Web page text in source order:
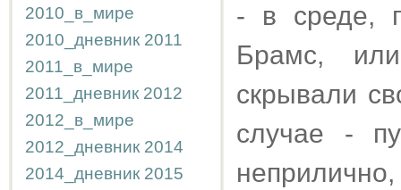
2010_в_мире
2010_дневник 2011
2011_в_мире
2011_дневник 2012
2012_в_мире
2012_дневник 2014
2014_дневник 2015
- в среде,
Брамс,
скрывали
случае -